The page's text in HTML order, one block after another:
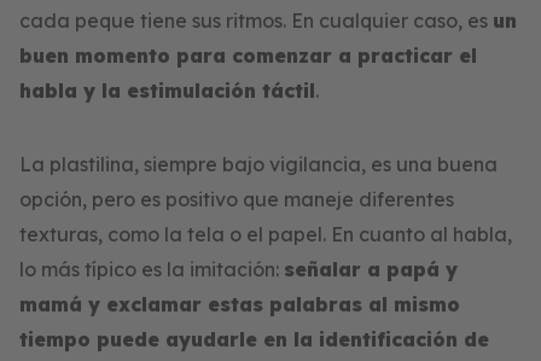
cada peque tiene sus ritmos. En cualquier caso, es un
buen momento para comenzar a practicar el
habla y la estimulación táctil.
La plastilina, siempre bajo vigilancia, es una buena
opción, pero es positivo que maneje diferentes
texturas, como la tela o el papel. En cuanto al habla,
lo más típico es la imitación: señalar a papá y
mamá y exclamar estas palabras al mismo
tiempo puede ayudarle en la identificación de